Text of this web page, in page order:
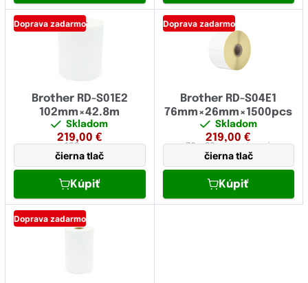
Doprava zadarmo
Brother RD-S01E2
102mm×42.8m
Skladom
219,00 €
102 mm
čierna tlač
Kúpiť
Doprava zadarmo
Brother RD-S04E1
76mm×26mm×1500pcs
Skladom
219,00 €
76 x 26 mmpapierová
čierna tlač
Kúpiť
Doprava zadarmo